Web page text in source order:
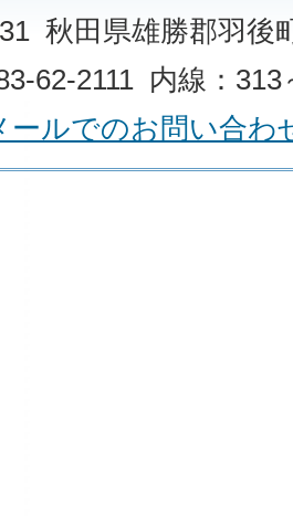
秋田県雄勝郡羽後
62-2111 内線：
ールでのお問い合わ